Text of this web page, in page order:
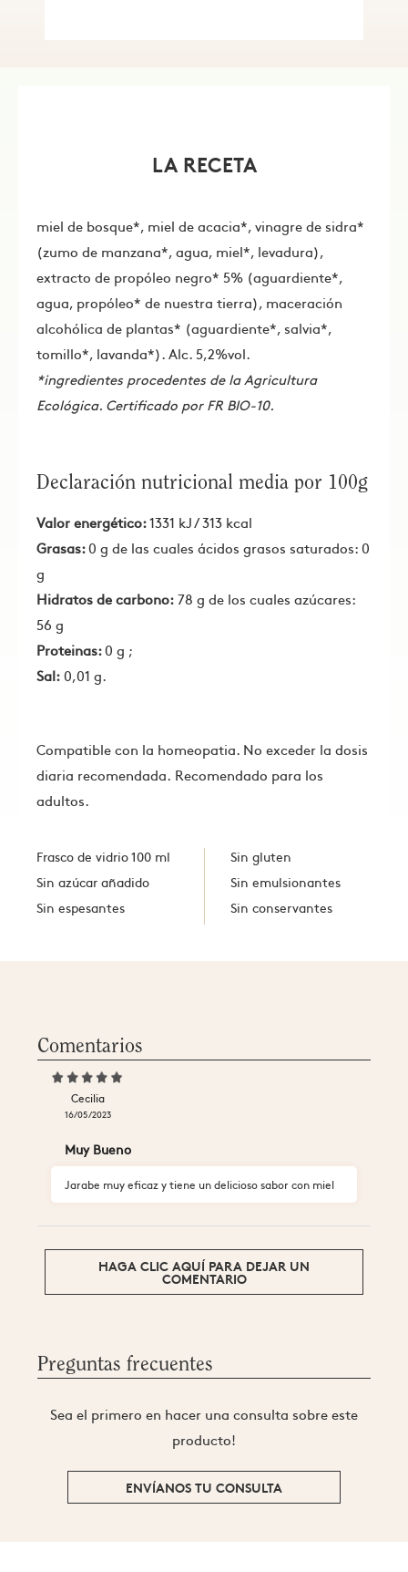
LA RECETA
miel de bosque*, miel de acacia*, vinagre de sidra*
(zumo de manzana*, agua, miel*, levadura),
extracto de propóleo negro* 5% (aguardiente*,
agua, propóleo* de nuestra tierra), maceración
alcohólica de plantas* (aguardiente*, salvia*,
tomillo*, lavanda*). Alc. 5,2%vol.
*ingredientes procedentes de la Agricultura
Ecológica. Certificado por FR BIO-10.
Declaración nutricional media por 100g
Valor energético:1331 kJ / 313 kcal
Grasas:0 g de las cuales ácidos grasos saturados: 0
g
Hidratos de carbono:78 g de los cuales azúcares:
56 g
Proteinas:0 g ;
Sal:0,01 g.
Compatible con la homeopatia. No exceder la dosis
diaria recomendada. Recomendado para los
adultos.
Frasco de vidrio 100 ml
Sin gluten
Sin azúcar añadido
Sin emulsionantes
Sin espesantes
Sin conservantes
Comentarios
HAGA CLIC AQUÍ PARA DEJAR UN
COMENTARIO
Cecilia
16/05/2023
Muy Bueno
Jarabe muy eficaz y tiene un delicioso sabor con miel
Preguntas frecuentes
ENVÍANOS TU CONSULTA
Sea el primero en hacer una consulta sobre este
producto!